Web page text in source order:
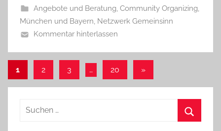
Angebote und Beratung, Community Organizing,
München und Bayern, Netzwerk Gemeinsinn
Kommentar hinterlassen
Seitennummerierung
der
Beiträge
1 2 3 … 20
Nächste
»
Suchen